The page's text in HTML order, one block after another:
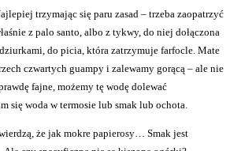
trzymając się paru zasad – trzeba zaopatrzyć
z palo santo, albo z tykwy, do niej dołączona
do picia, która zatrzymuje farfocle. Mate
czwartych guampy i zalewamy gorącą – ale nie
fajne, możemy tę wodę dolewać
się woda w termosie lub smak lub ochota.
że jak mokre papierosy… Smak jest